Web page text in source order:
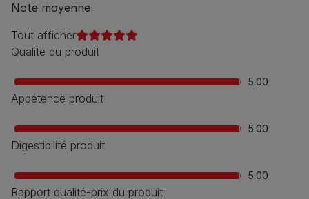
Note moyenne
Tout afficher
Qualité du produit
5.00
Appétence produit
5.00
Digestibilité produit
5.00
Rapport qualité-prix du produit